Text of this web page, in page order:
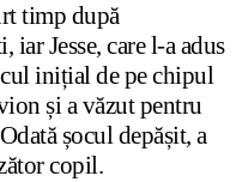
timp după
Jesse, care l-a adus
inițial de pe chipul
și a văzut pentru
șocul depășit, a
copil.